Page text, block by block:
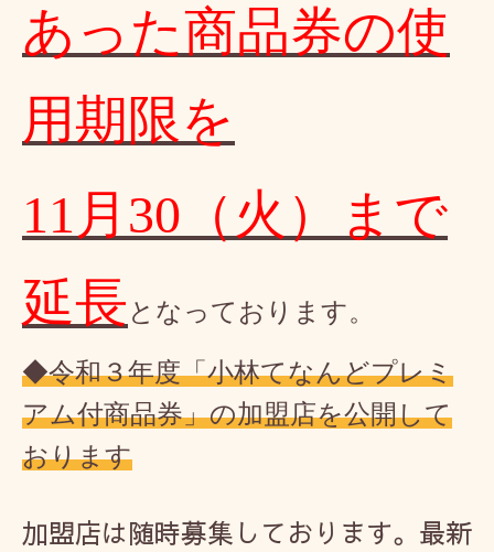
あった商品券の使
用期限を
11 月 30 （火）まで
延長 となっております。
◆令和３年度「小林てなんどプレミ
アム付商品券」の加盟店を公開して
おります
加盟店は随時募集しております。最新